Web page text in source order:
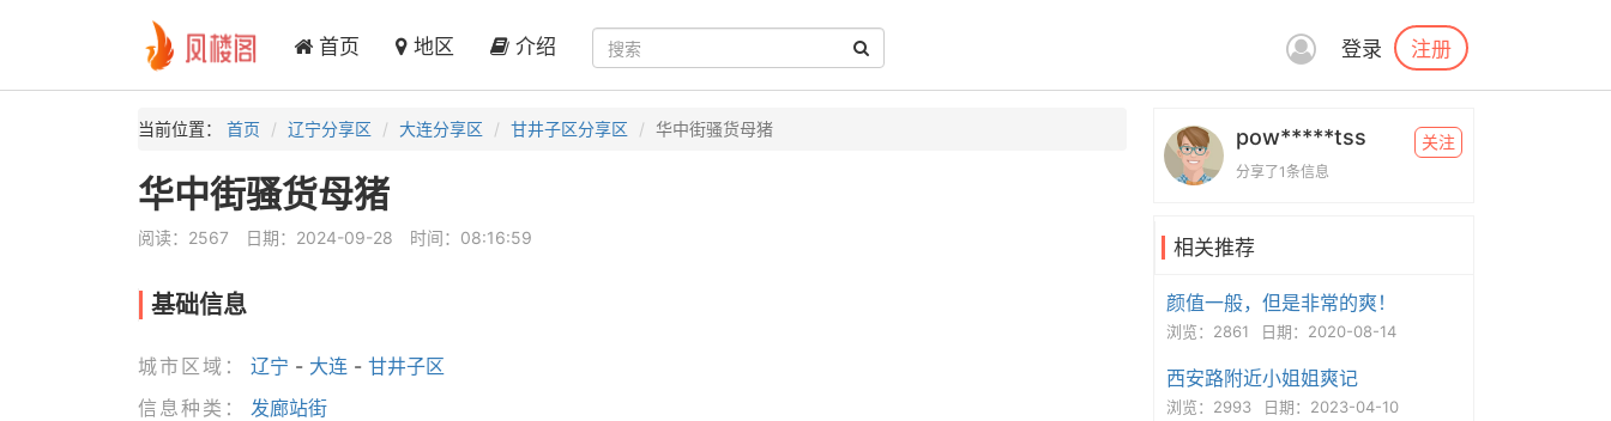
首页 地区 介绍 登录 注册
当前位置： 首页 辽宁分享区 大连分享区 甘井子区分享区 华中街骚货母猪
华中街骚货母猪
阅读：2567 日期：2024-09-28 时间：08:16:59
基础信息
城市区域： 辽宁 - 大连- 甘井子区
信息种类：
发廊站街
pow*****tss
分享了1条信息
关注
相关推荐
颜值一般，但是非常的爽！
浏览：2861 日期：2020-08-14
西安路附近小姐姐爽记
浏览：2993 日期：2023-04-10